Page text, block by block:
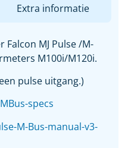
Extra informatie
Falcon MJ Pulse /M-
M100i/M120i.
pulse uitgang.)
specs
M-Bus-manual-v3-